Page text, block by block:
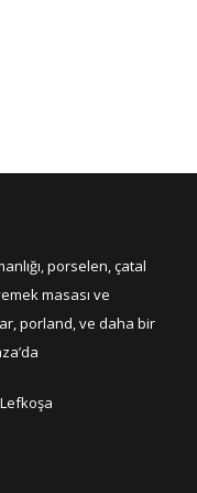
porselen, çatal
masası ve
porland, ve daha bir